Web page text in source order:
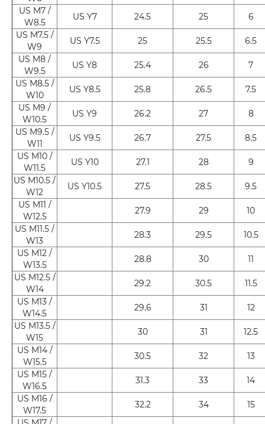
US M7 /
W8.5
US Y7 24.5 25
6
US M7.5 /
W9
US Y7.5 25 25.5
6.5
US M8 /
W9.5
US Y8 25.4 26
7
US M8.5 /
W10
US Y8.5 25.8 26.5
7.5
US M9 /
W10.5
US Y9 26.2 27
8
US M9.5 /
W11
US Y9.5 26.7 27.5
8.5
US M10 /
W11.5
US Y10 27.1 28
9
US M10.5 /
W12
US Y10.5 27.5 28.5
9.5
US M11 /
W12.5
27.9 29
10
US M11.5 /
W13
28.3 29.5
10.5
US M12 /
W13.5
28.8 30
11
US M12.5 /
W14
29.2 30.5
11.5
US M13 /
W14.5
29.6 31
12
US M13.5 /
W15
30 31
12.5
US M14 /
W15.5
30.5 32
13
US M15 /
W16.5
31.3 33
14
US M16 /
W17.5
32.2 34
15